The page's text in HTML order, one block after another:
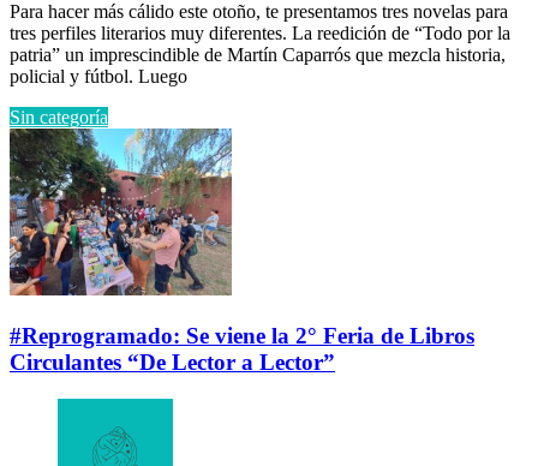
Para hacer más cálido este otoño, te presentamos tres novelas para
tres perfiles literarios muy diferentes. La reedición de “Todo por la
patria” un imprescindible de Martín Caparrós que mezcla historia,
policial y fútbol. Luego
Sin categoría
#Reprogramado: Se viene la 2° Feria de Libros
Circulantes “De Lector a Lector”